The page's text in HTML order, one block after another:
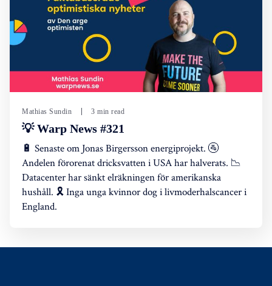
Mathias Sundin 3 min read
💡 Warp News #321
🔋 Senaste om Jonas Birgersson energiprojekt. 🚰
Andelen förorenat dricksvatten i USA har halverats. 📉
Datacenter har sänkt elräkningen för amerikanska
hushåll. 🎗️ Inga unga kvinnor dog i livmoderhalscancer i
England.